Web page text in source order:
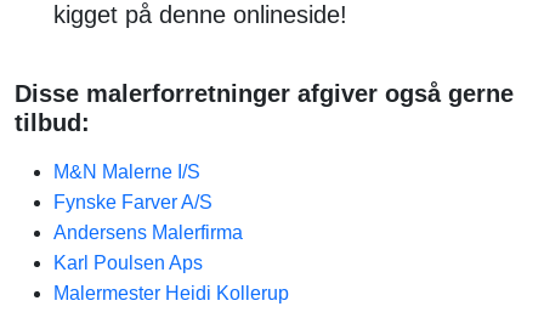
kigget på denne onlineside!
Disse malerforretninger afgiver også gerne
tilbud:
M&N Malerne I/S
Fynske Farver A/S
Andersens Malerfirma
Karl Poulsen Aps
Malermester Heidi Kollerup